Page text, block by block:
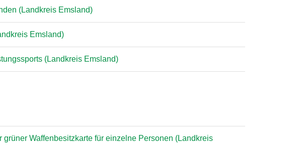
(Landkreis Emsland)
Emsland)
(Landkreis Emsland)
Waffenbesitzkarte für einzelne Personen (Landkreis